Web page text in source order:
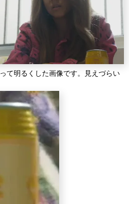
て明るくした画像です。見えづらい